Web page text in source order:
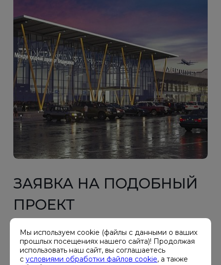
ЗАЯВКА НА ПОДОБНЫЙ
ПРОЕКТ
Резервное энергоснабжение объекта
«Аэропорт Владикавказ»
Мы используем cookie (файлы с данными о ваших
прошлых посещениях нашего сайта)! Продолжая
использовать наш сайт, вы соглашаетесь
с условиями обработки файлов cookie, а также